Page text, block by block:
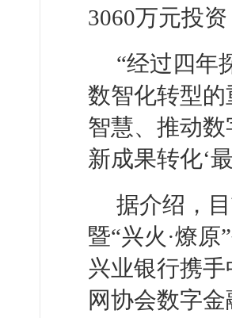
3060万元投
“经过四年
数智化转型
智慧、推动
新成果转化‘
据介绍，
暨“兴火·燎
兴业银行携
网协会数字